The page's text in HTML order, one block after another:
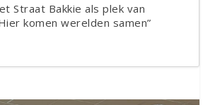
Straat Bakkie als plek van
komen werelden samen”